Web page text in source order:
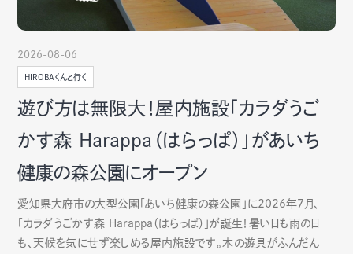
2026-08-06
HIROBAくんと行く
遊び方は無限大！屋内施設「カラダうご
かす森 Harappa（はらっぱ）」があいち
健康の森公園にオープン
愛知県大府市の大型公園「あいち健康の森公園」に2026年7月、
「カラダうごかす森 Harappa（はらっぱ）」が誕生！暑い日も雨の日
も、天候を気にせず楽しめる屋内施設です。木の遊具がふんだん